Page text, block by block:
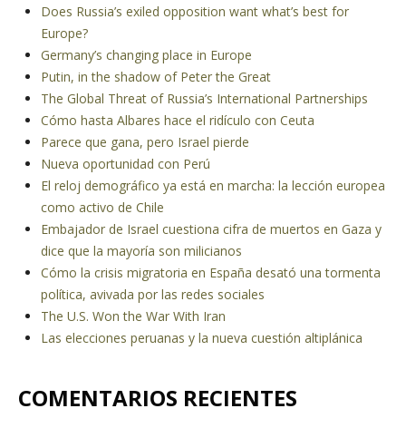
Does Russia’s exiled opposition want what’s best for
Europe?
Germany’s changing place in Europe
Putin, in the shadow of Peter the Great
The Global Threat of Russia’s International Partnerships
Cómo hasta Albares hace el ridículo con Ceuta
Parece que gana, pero Israel pierde
Nueva oportunidad con Perú
El reloj demográfico ya está en marcha: la lección europea
como activo de Chile
Embajador de Israel cuestiona cifra de muertos en Gaza y
dice que la mayoría son milicianos
Cómo la crisis migratoria en España desató una tormenta
política, avivada por las redes sociales
The U.S. Won the War With Iran
Las elecciones peruanas y la nueva cuestión altiplánica
COMENTARIOS RECIENTES